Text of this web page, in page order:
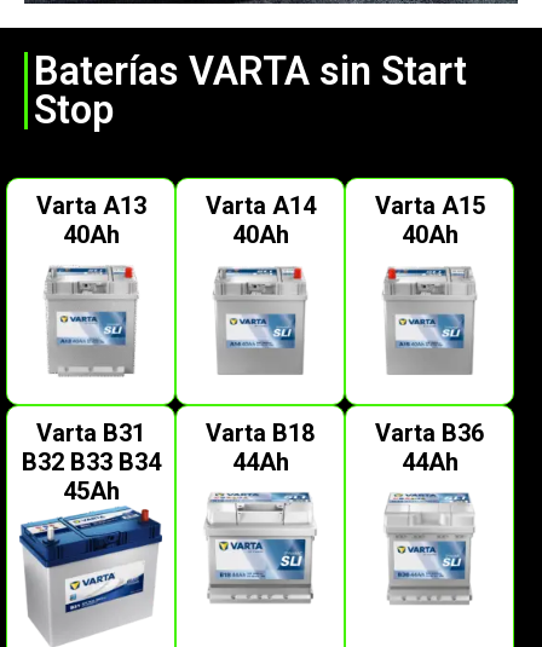
Baterías VARTA sin Start
Stop
Varta A13
40Ah
Varta A14
40Ah
Varta A15
40Ah
Varta B31
B32 B33 B34
45Ah
Varta B18
44Ah
Varta B36
44Ah